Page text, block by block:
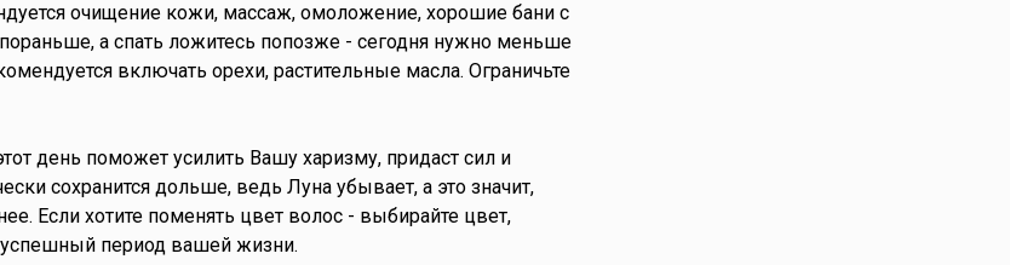
очищение кожи, массаж, омоложение, хорошие бани с
пораньше, а спать ложитесь попозже - сегодня нужно меньше
включать орехи, растительные масла. Ограничьте
день поможет усилить Вашу харизму, придаст сил и
сохранится дольше, ведь Луна убывает, а это значит,
Если хотите поменять цвет волос - выбирайте цвет,
период вашей жизни.